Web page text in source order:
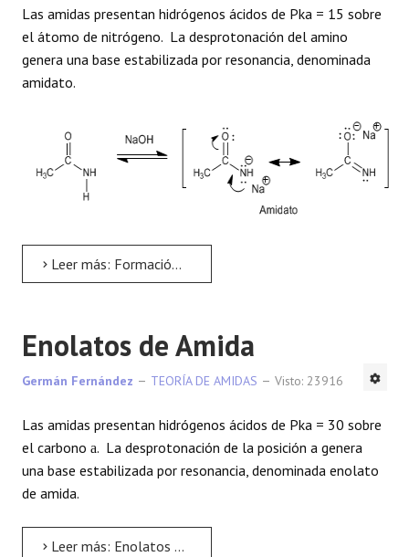
Las amidas presentan hidrógenos ácidos de Pka = 15 sobre
el átomo de nitrógeno. La desprotonación del amino
genera una base estabilizada por resonancia, denominada
amidato.
Leer más: Formación de amidatos
Enolatos de Amida
Germán Fernández TEORÍA DE AMIDAS Visto: 23916
Las amidas presentan hidrógenos ácidos de Pka = 30 sobre
el carbono a. La desprotonación de la posición a genera
una base estabilizada por resonancia, denominada enolato
de amida.
Leer más: Enolatos de Amida